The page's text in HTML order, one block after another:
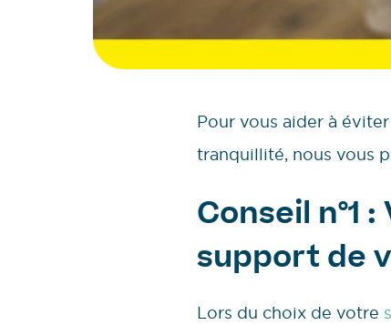
Pour vous aider à
tranquillité, nous vous
Conseil n°1
support de
Lors du choix de votre